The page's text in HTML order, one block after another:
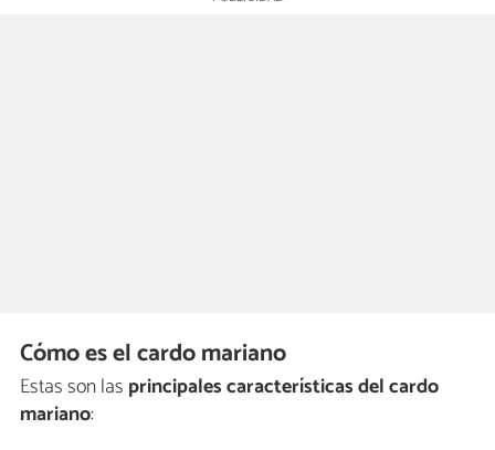
Cómo es el cardo mariano
Estas son las principales características del cardo
mariano: